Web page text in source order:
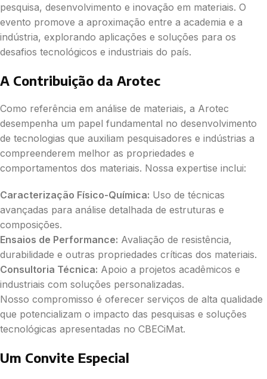
pesquisa, desenvolvimento e inovação em materiais. O
evento promove a aproximação entre a academia e a
indústria, explorando aplicações e soluções para os
desafios tecnológicos e industriais do país.
A Contribuição da Arotec
Como referência em análise de materiais, a Arotec
desempenha um papel fundamental no desenvolvimento
de tecnologias que auxiliam pesquisadores e indústrias a
compreenderem melhor as propriedades e
comportamentos dos materiais. Nossa expertise inclui:
Caracterização Físico-Química: Uso de técnicas
avançadas para análise detalhada de estruturas e
composições.
Ensaios de Performance: Avaliação de resistência,
durabilidade e outras propriedades críticas dos materiais.
Consultoria Técnica: Apoio a projetos acadêmicos e
industriais com soluções personalizadas.
Nosso compromisso é oferecer serviços de alta qualidade
que potencializam o impacto das pesquisas e soluções
tecnológicas apresentadas no CBECiMat.
Um Convite Especial